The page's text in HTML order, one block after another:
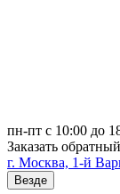
пн-пт с 10:00 до
Заказать
г. Москва, 1-й
Везде